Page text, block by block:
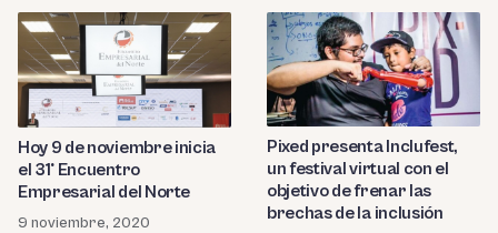
Hoy 9 de noviembre inicia
el 31° Encuentro
Empresarial del Norte
9 noviembre, 2020
Pixed presenta Inclufest,
un festival virtual con el
objetivo de frenar las
brechas de la inclusión